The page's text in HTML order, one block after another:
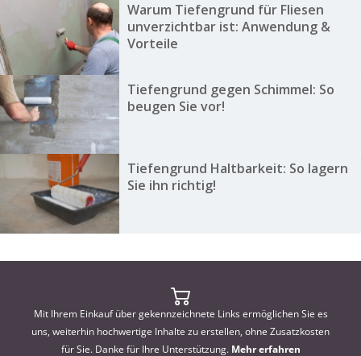
Warum Tiefengrund für Fliesen
unverzichtbar ist: Anwendung &
Vorteile
Tiefengrund gegen Schimmel: So
beugen Sie vor!
Tiefengrund Haltbarkeit: So lagern
Sie ihn richtig!
Mit Ihrem Einkauf über gekennzeichnete Links ermöglichen Sie es
uns, weiterhin hochwertige Inhalte zu erstellen, ohne Zusatzkosten
für Sie. Danke für Ihre Unterstützung. Mehr erfahren